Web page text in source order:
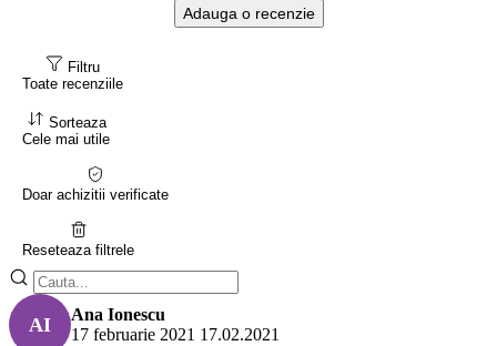
Adauga o recenzie
Filtru
Toate recenziile
Sorteaza
Cele mai utile
Doar achizitii verificate
Reseteaza filtrele
AI
Ana Ionescu
17 februarie 2021 17.02.2021